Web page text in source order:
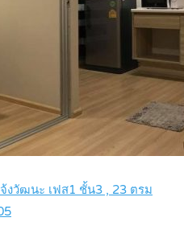
งวัฒนะ เฟส1 ชั้น3 , 23 ตรม